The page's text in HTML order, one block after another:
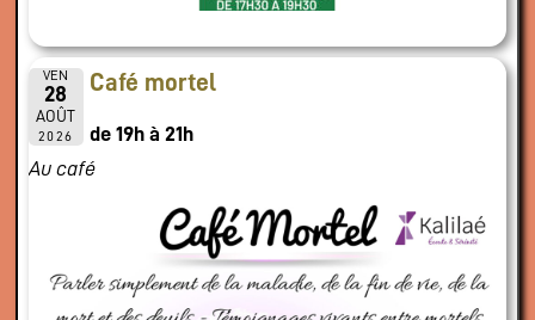
VEN
28
AOÛT
2026
Café mortel
de 19h à 21h
Au café